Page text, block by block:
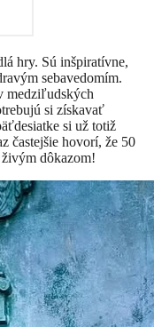
hry. Sú inšpiratívne,
sebavedomím.
medziľudských
si získavať
si už totiž
častejšie hovorí, že 50
dôkazom!